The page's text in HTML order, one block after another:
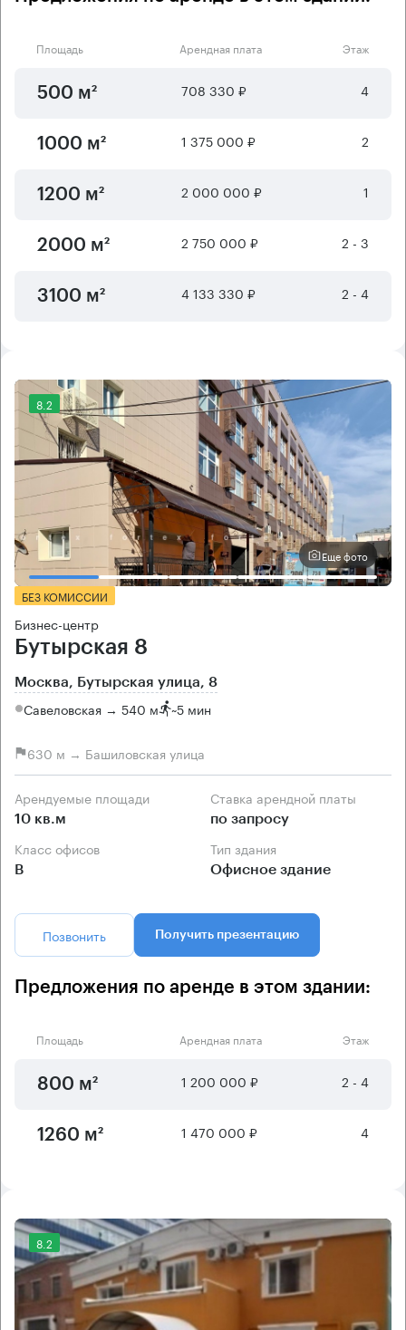
Площадь Арендная плата Этаж
500 м² 708 330 ₽ 4
1000 м² 1 375 000 ₽ 2
1200 м² 2 000 000 ₽ 1
2000 м² 2 750 000 ₽ 2 - 3
3100 м² 4 133 330 ₽ 2 - 4
8.2
Еще фото
БЕЗ КОМИССИИ
Бизнес-центр
Бутырская 8
Москва, Бутырская улица, 8
Савеловская → 540 м ~5 мин
630 м → Башиловская улица
Арендуемые площади
10 кв.м
Ставка арендной платы
по запросу
Класс офисов
B
Тип здания
Офисное здание
Позвонить Получить презентацию
Предложения по аренде в этом здании:
Площадь Арендная плата Этаж
800 м² 1 200 000 ₽ 2 - 4
1260 м² 1 470 000 ₽ 4
8.2